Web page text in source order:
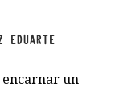
EDUARTE
un